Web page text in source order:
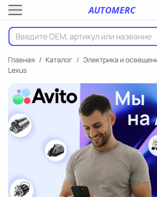
AUTOMERC
Главная / Каталог / Электрика и
Lexus